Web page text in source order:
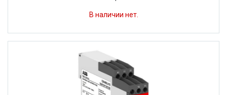
В наличии нет.